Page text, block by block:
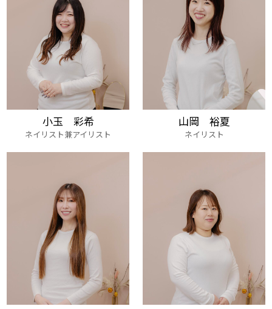
小玉 彩希
ネイリスト兼アイリスト
山岡 裕夏
ネイリスト